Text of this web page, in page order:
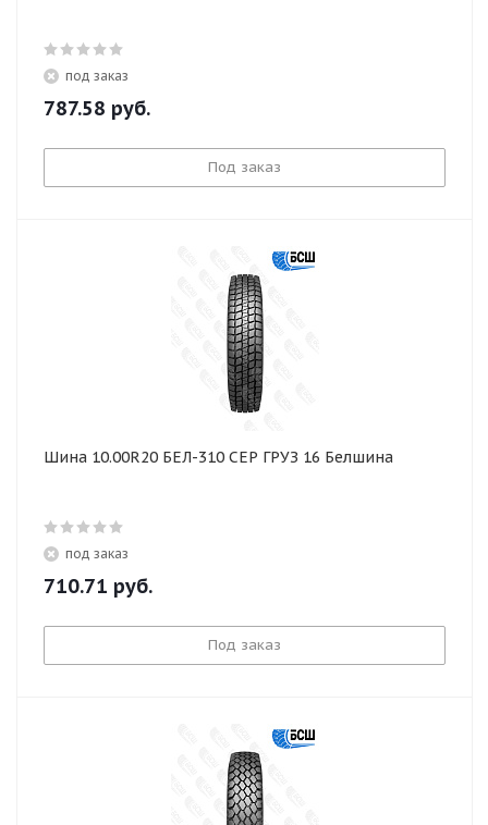
под заказ
787.58 руб.
Под заказ
Шина 10.00R20 БЕЛ-310 СЕР ГРУЗ 16 Белшина
под заказ
710.71 руб.
Под заказ